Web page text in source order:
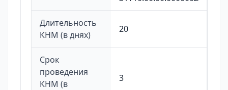
Длительность
КНМ (в днях)
20
Срок
проведения
КНМ (в
3